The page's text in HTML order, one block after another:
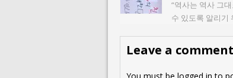
“역사는 역사 그
수 있도록 알리기
Leave a comment